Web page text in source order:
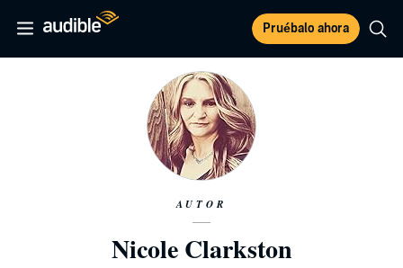
Pruébalo ahora
AUTOR
Nicole Clarkston